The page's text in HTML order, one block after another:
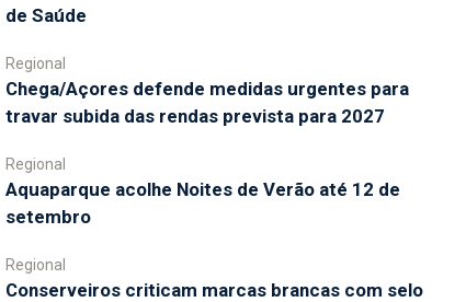
de Saúde
Regional
Chega/Açores defende medidas urgentes para
travar subida das rendas prevista para 2027
Regional
Aquaparque acolhe Noites de Verão até 12 de
setembro
Regional
Conserveiros criticam marcas brancas com selo